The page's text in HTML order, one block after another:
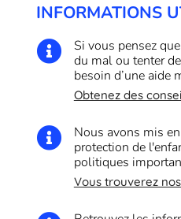
INFORMATIONS

Si vous pensez
du mal ou tenter
besoin d’une aide
Obtenez des

Nous avons mis
protection de
politiques
Vous trouverez